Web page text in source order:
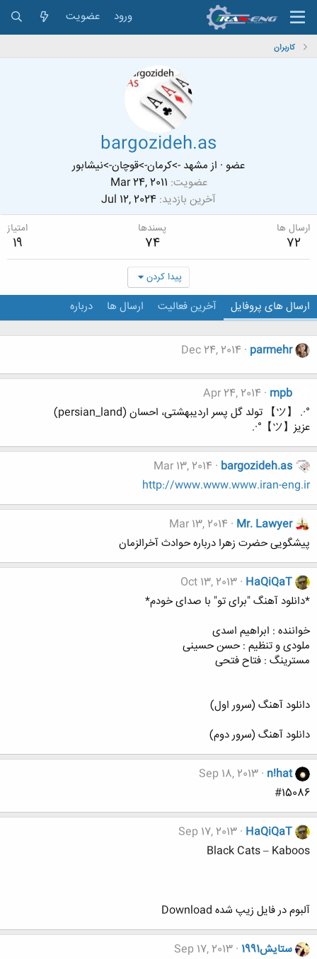
ورود عضویت
کاربران
bargozideh.as
عضو · از مشهد ->کرمان->قوچان->نیشابور
عضویت Mar 24, 2011
آخرین بازدید Jul 12, 2024
ارسال ها
72
پسندها
74
امتیاز
19
پیدا کردن
ارسال های پروفایل آخرین فعالیت ارسال ها درباره
parmehr
Dec 24, 2014
mpb
Apr 24, 2014
°·. 【ツ】 تولد گل پسر اردیبهشتی، احسان (persian_land)
عزیز【ツ】°·.
bargozideh.as
Mar 13, 2014
http://www.www.www.iran-eng.ir
Mr. Lawyer
Mar 13, 2014
پیشگویی حضرت زهرا درباره حوادث آخرالزمان
HaQiQaT
Oct 13, 2013
*دانلود آهنگ "برای تو" با صدای خودم*
خواننده : ابراهیم اسدی
ملودی و تنظیم : حسن حسینی
مسترینگ : فتاح فتحی
دانلود آهنگ (سرور اول)
دانلود آهنگ (سرور دوم)
n!hat
Sep 18, 2013
#15086
HaQiQaT
Sep 17, 2013
Black Cats – Kaboos
آلبوم در فایل زیپ شده Download
ستایش1991
Sep 17, 2013